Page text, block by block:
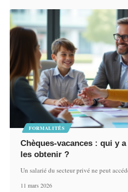
FORMALITÉS
Chèques-vacances : qui y
les obtenir ?
Un salarié du secteur privé ne peut
11 mars 2026